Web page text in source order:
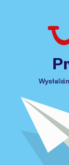
Przejdź